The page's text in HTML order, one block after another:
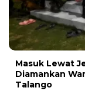
Masuk Lewat
Diamankan
Talango